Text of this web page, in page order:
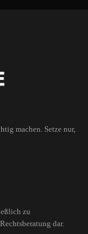
machen. Setze nur,
zu
dar.